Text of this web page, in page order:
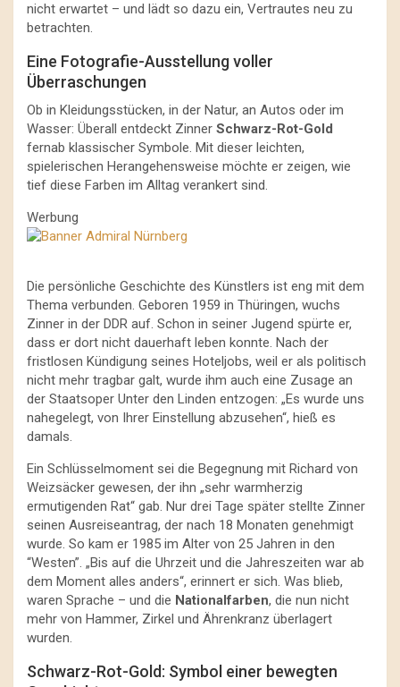
nicht erwartet – und lädt so dazu ein, Vertrautes neu zu
betrachten.
Eine Fotografie-Ausstellung voller
Überraschungen
Ob in Kleidungsstücken, in der Natur, an Autos oder im
Wasser: Überall entdeckt Zinner Schwarz-Rot-Gold
fernab klassischer Symbole. Mit dieser leichten,
spielerischen Herangehensweise möchte er zeigen, wie
tief diese Farben im Alltag verankert sind.
Werbung
Die persönliche Geschichte des Künstlers ist eng mit dem
Thema verbunden. Geboren 1959 in Thüringen, wuchs
Zinner in der DDR auf. Schon in seiner Jugend spürte er,
dass er dort nicht dauerhaft leben konnte. Nach der
fristlosen Kündigung seines Hoteljobs, weil er als politisch
nicht mehr tragbar galt, wurde ihm auch eine Zusage an
der Staatsoper Unter den Linden entzogen: „Es wurde uns
nahegelegt, von Ihrer Einstellung abzusehen“, hieß es
damals.
Ein Schlüsselmoment sei die Begegnung mit Richard von
Weizsäcker gewesen, der ihn „sehr warmherzig
ermutigenden Rat“ gab. Nur drei Tage später stellte Zinner
seinen Ausreiseantrag, der nach 18 Monaten genehmigt
wurde. So kam er 1985 im Alter von 25 Jahren in den
“Westen”. „Bis auf die Uhrzeit und die Jahreszeiten war ab
dem Moment alles anders“, erinnert er sich. Was blieb,
waren Sprache – und die Nationalfarben, die nun nicht
mehr von Hammer, Zirkel und Ährenkranz überlagert
wurden.
Schwarz-Rot-Gold: Symbol einer bewegten